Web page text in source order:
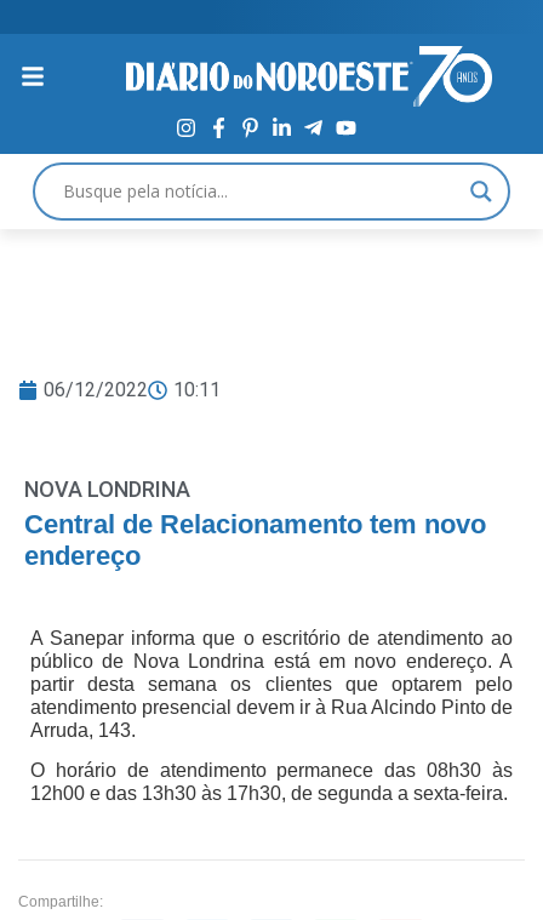
06/12/2022 10:11
NOVA LONDRINA
Central de Relacionamento tem novo
endereço
A Sanepar informa que o escritório de atendimento ao
público de Nova Londrina está em novo endereço. A
partir desta semana os clientes que optarem pelo
atendimento presencial devem ir à Rua Alcindo Pinto de
Arruda, 143.
O horário de atendimento permanece das 08h30 às
12h00 e das 13h30 às 17h30, de segunda a sexta-feira.
Compartilhe: